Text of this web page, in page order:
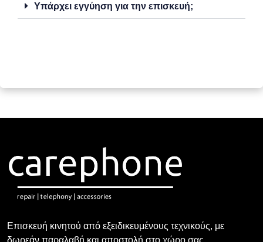
Υπάρχει εγγύηση για την επισκευή;
Επισκευή κινητού από εξειδικευμένους τεχνικούς, με